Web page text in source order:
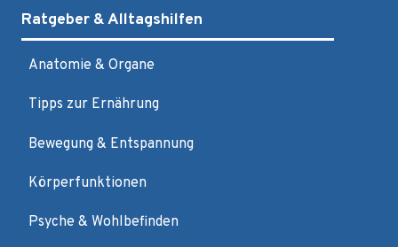
Ratgeber & Alltagshilfen
Anatomie & Organe
Tipps zur Ernährung
Bewegung & Entspannung
Körperfunktionen
Psyche & Wohlbefinden